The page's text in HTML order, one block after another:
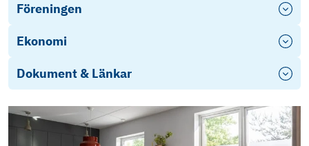
Föreningen
Ekonomi
Dokument & Länkar
Årsredovisning 2024-2025 Hsb Brf
Konduktören